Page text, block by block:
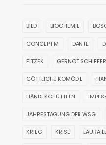
BILD BIOCHEMIE
CONCEPT M DANTE
FITZEK GERNOT SCHIEFER
GÖTTLICHE KOMÖDIE
HÄNDESCHÜTTELN
JAHRESTAGUNG DER WSG
KRIEG KRISE LAURA